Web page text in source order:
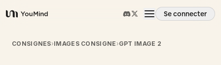
YouMind
Se connecter
Aperçu
CONSIGNES›IMAGES CONSIGNE ›GPT IMAGE 2